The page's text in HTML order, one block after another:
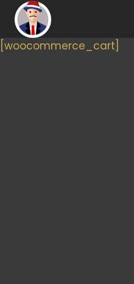
Aller
contenu
[woocommerce_cart]